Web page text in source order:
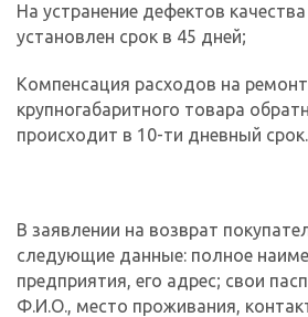
На устранение дефектов
установлен срок в 45 дней;
Компенсация расходов на
крупногабаритного товара
происходит в 10-ти дневный срок.
В заявлении на возврат
следующие данные: полное
предприятия, его адрес; свои
Ф.И.О., место проживания,